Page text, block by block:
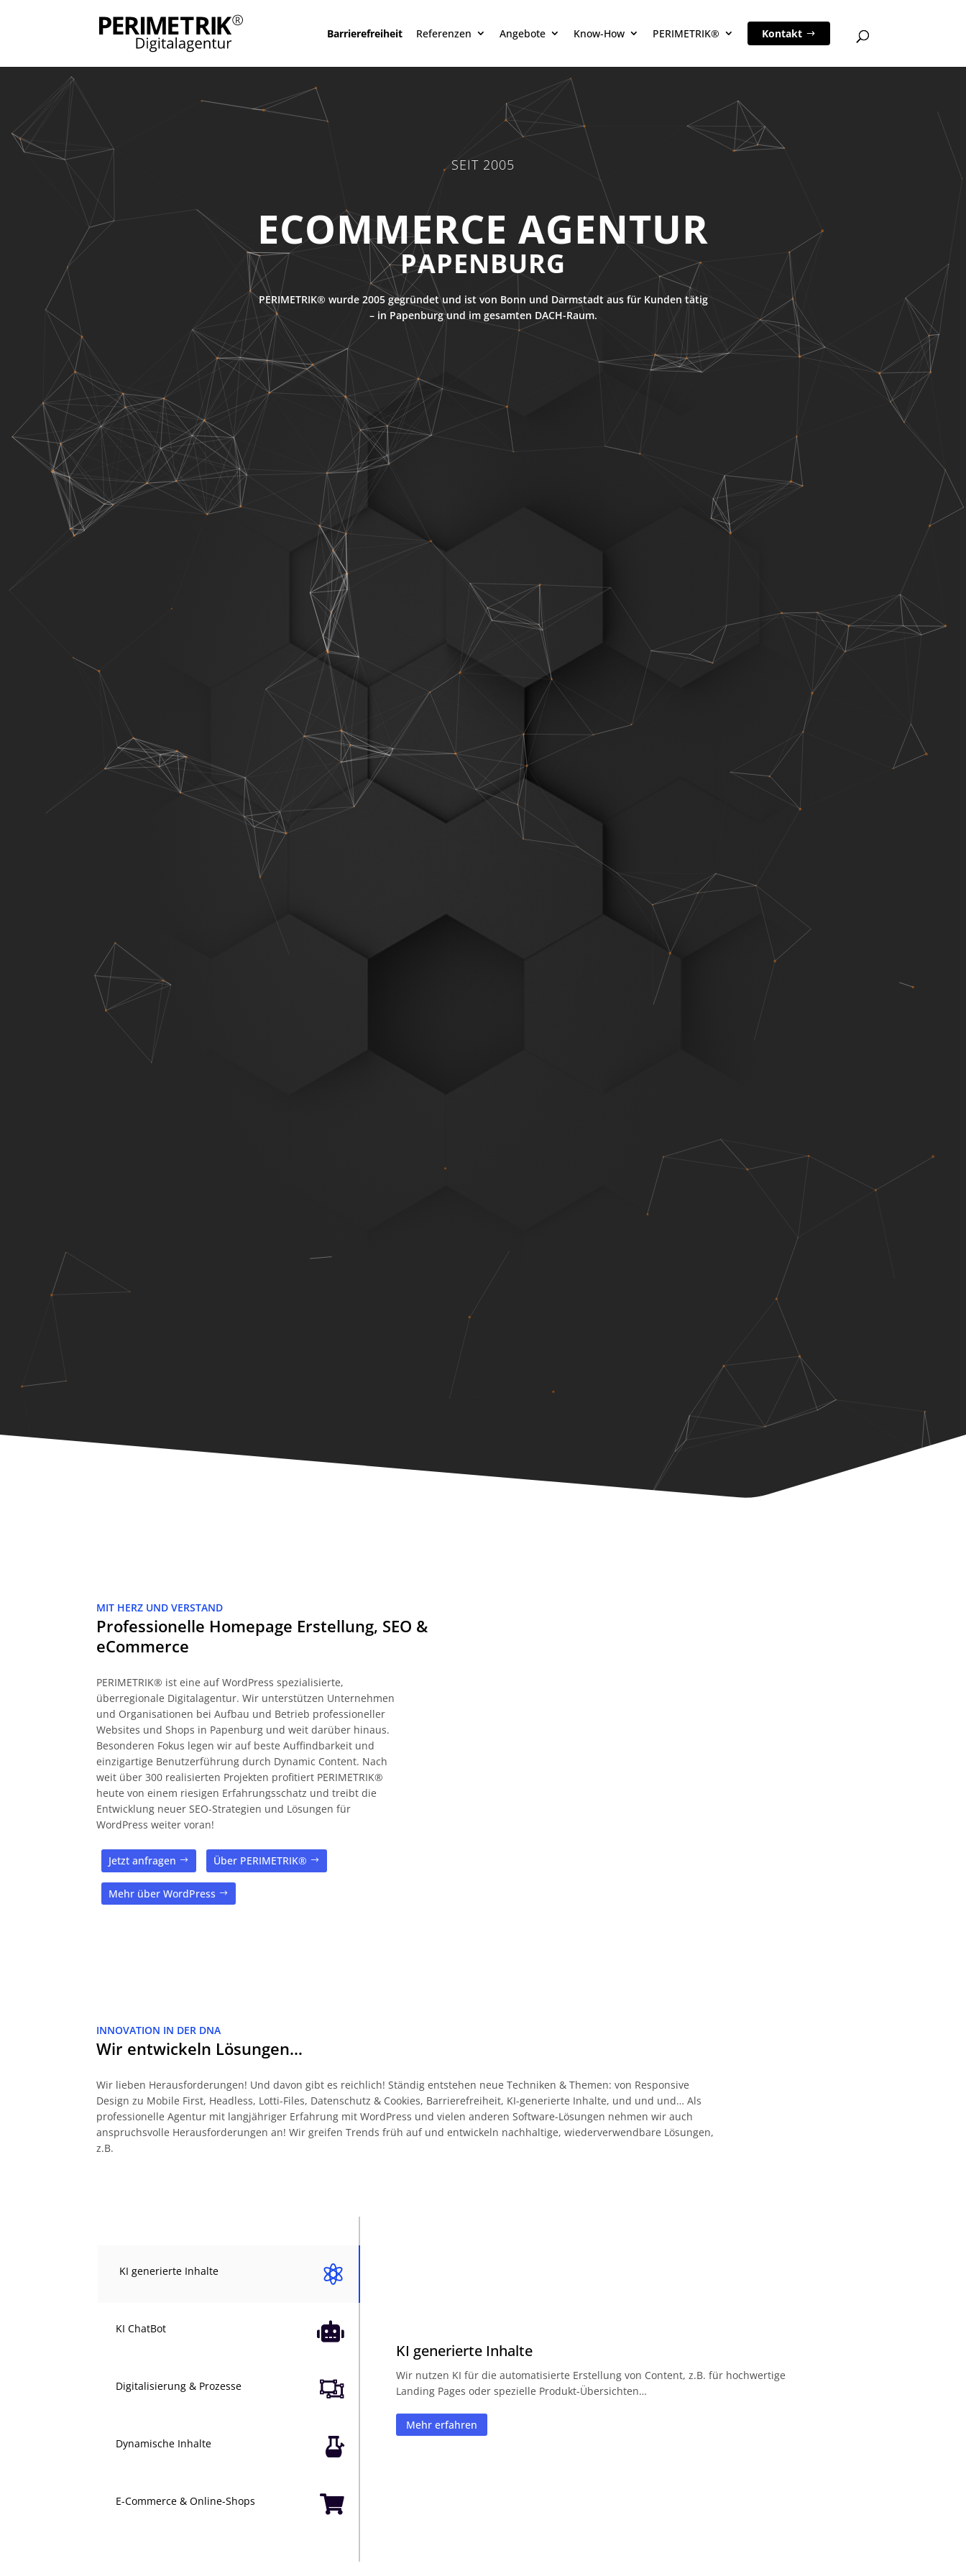
Barrierefreiheit Referenzen Angebote Know-How PERIMETRIK® Kontakt
SEIT 2005
SEO AGENTUR
PAPENBURG
PERIMETRIK® wurde 2005 gegründet und ist von Bonn und Darmstadt aus für Kunden tätig
– in Papenburg und im gesamten DACH-Raum.
MIT HERZ UND VERSTAND
Professionelle Homepage Erstellung, SEO &
eCommerce
PERIMETRIK® ist eine auf WordPress spezialisierte,
überregionale Digitalagentur. Wir unterstützen Unternehmen
und Organisationen bei Aufbau und Betrieb professioneller
Websites und Shops in Papenburg und weit darüber hinaus.
Besonderen Fokus legen wir auf beste Auffindbarkeit und
einzigartige Benutzerführung durch Dynamic Content. Nach
weit über 300 realisierten Projekten profitiert PERIMETRIK®
heute von einem riesigen Erfahrungsschatz und treibt die
Entwicklung neuer SEO-Strategien und Lösungen für
WordPress weiter voran!
Jetzt anfragen Über PERIMETRIK®
Mehr über WordPress
INNOVATION IN DER DNA
Wir entwickeln Lösungen…
Wir lieben Herausforderungen! Und davon gibt es reichlich! Ständig entstehen neue Techniken & Themen: von Responsive
Design zu Mobile First, Headless, Lotti-Files, Datenschutz & Cookies, Barrierefreiheit, KI-generierte Inhalte, und und und… Als
professionelle Agentur mit langjähriger Erfahrung mit WordPress und vielen anderen Software-Lösungen nehmen wir auch
anspruchsvolle Herausforderungen an! Wir greifen Trends früh auf und entwickeln nachhaltige, wiederverwendbare Lösungen,
z.B.

KI generierte Inhalte

KI ChatBot

Digitalisierung & Prozesse

Dynamische Inhalte

E-Commerce & Online-Shops
KI generierte Inhalte
Wir nutzen KI für die automatisierte Erstellung von Content, z.B. für hochwertige
Landing Pages oder spezielle Produkt-Übersichten…
Mehr erfahren